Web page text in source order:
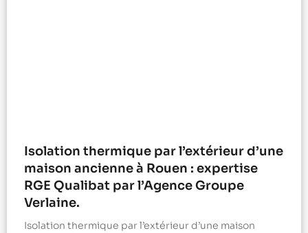
Isolation thermique par l’extérieur d’une
maison ancienne à Rouen : expertise
RGE Qualibat par l’Agence Groupe
Verlaine.
Isolation thermique par l’extérieur d’une maison